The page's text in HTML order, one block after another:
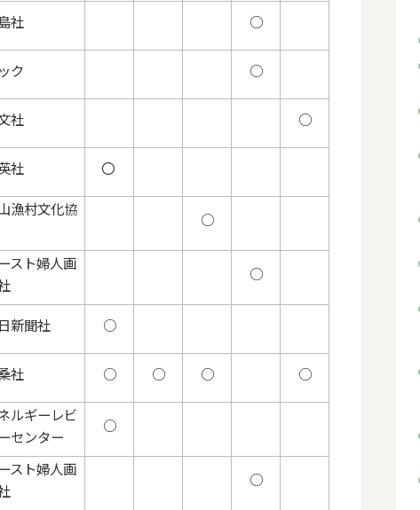
社 ○
ク ○
社 ○
社 〇
漁村文化協
○
スト婦人画
○
新聞社 ○
社 ○ ○ ○ ○
ルギーレビ
センター
○
スト婦人画
○